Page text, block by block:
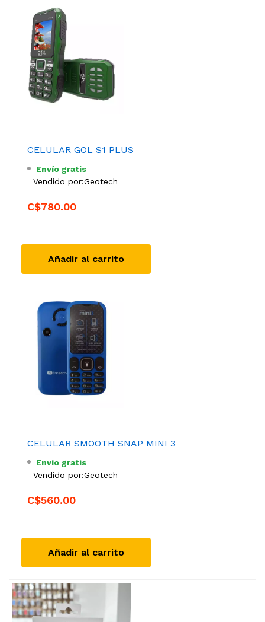
CELULAR GOL S1 PLUS
Envío gratis
Vendido por:Geotech
C$780.00
Añadir al carrito
CELULAR SMOOTH SNAP MINI 3
Envío gratis
Vendido por:Geotech
C$560.00
Añadir al carrito